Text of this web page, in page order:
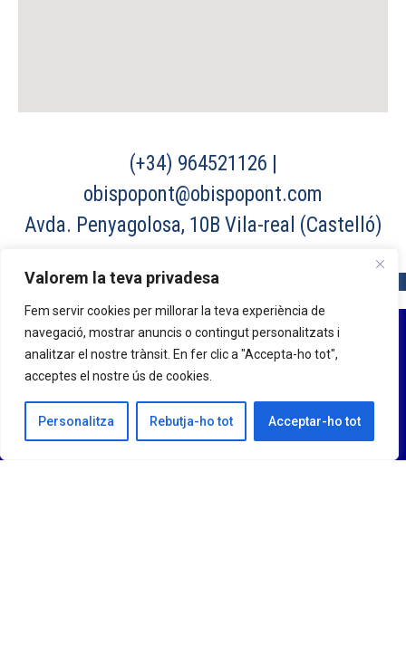
Valorem la teva privadesa
Fem servir cookies per millorar la teva experiència de
navegació, mostrar anuncis o contingut personalitzats i
analitzar el nostre trànsit. En fer clic a "Accepta-ho tot",
acceptes el nostre ús de cookies.
Personalitza Rebutja-ho tot Acceptar-ho tot
(+34) 964521126 |
obispopont@obispopont.com
Avda. Penyagolosa, 10B Vila-real (Castelló)